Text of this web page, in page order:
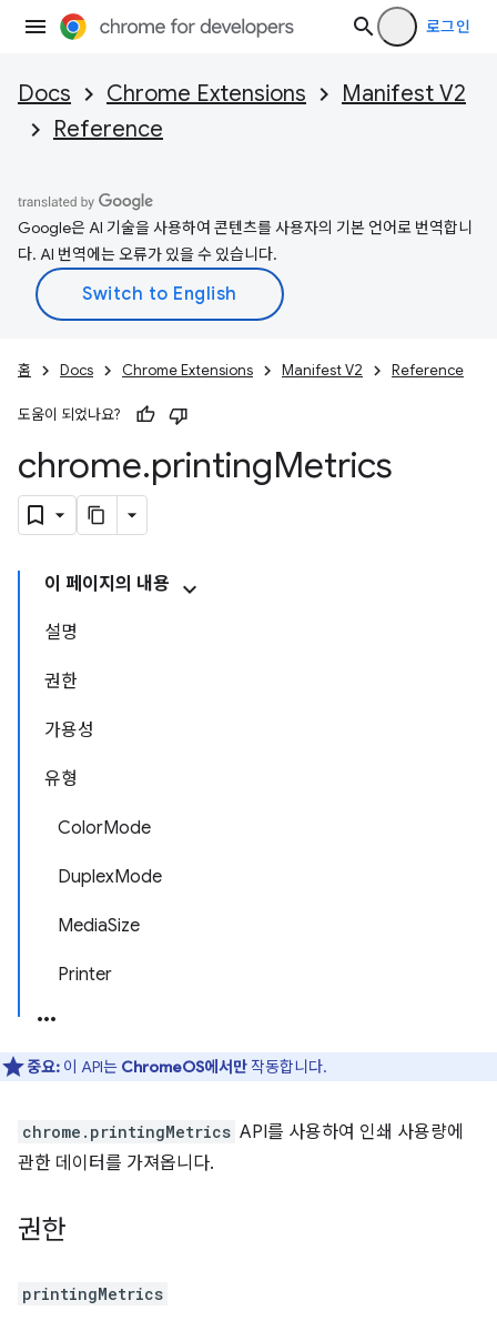
로그인
Docs Chrome Extensions
Manifest V2
Reference
Google은 AI 기술을 사용하여 콘텐츠를 사용자의 기본 언어로 번역합니
다. AI 번역에는 오류가 있을 수 있습니다.
홈 Docs Chrome Extensions Manifest V2 Reference
도움이 되었나요?
chrome.printingMetrics
이 페이지의 내용
설명
권한
가용성
유형
ColorMode
DuplexMode
MediaSize
Printer
중요: 이 API는 ChromeOS에서만작동합니다.
chrome.printingMetrics API를 사용하여 인쇄 사용량에
관한 데이터를 가져옵니다.
권한
printingMetrics